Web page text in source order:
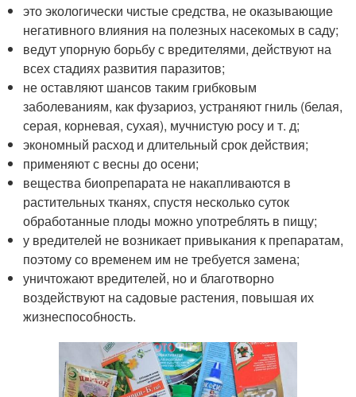
это экологически чистые средства, не оказывающие
негативного влияния на полезных насекомых в саду;
ведут упорную борьбу с вредителями, действуют на
всех стадиях развития паразитов;
не оставляют шансов таким грибковым
заболеваниям, как фузариоз, устраняют гниль (белая,
серая, корневая, сухая), мучнистую росу и т. д;
экономный расход и длительный срок действия;
применяют с весны до осени;
вещества биопрепарата не накапливаются в
растительных тканях, спустя несколько суток
обработанные плоды можно употреблять в пищу;
у вредителей не возникает привыкания к препаратам,
поэтому со временем им не требуется замена;
уничтожают вредителей, но и благотворно
воздействуют на садовые растения, повышая их
жизнеспособность.